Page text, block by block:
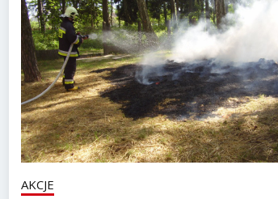
AKCJE